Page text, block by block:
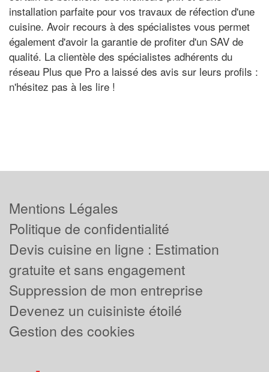
installation parfaite pour vos travaux de réfection d'une
cuisine. Avoir recours à des spécialistes vous permet
également d'avoir la garantie de profiter d'un SAV de
qualité. La clientèle des spécialistes adhérents du
réseau Plus que Pro a laissé des avis sur leurs profils :
n'hésitez pas à les lire !
Mentions Légales
Politique de confidentialité
Devis cuisine en ligne : Estimation
gratuite et sans engagement
Suppression de mon entreprise
Devenez un cuisiniste étoilé
Gestion des cookies